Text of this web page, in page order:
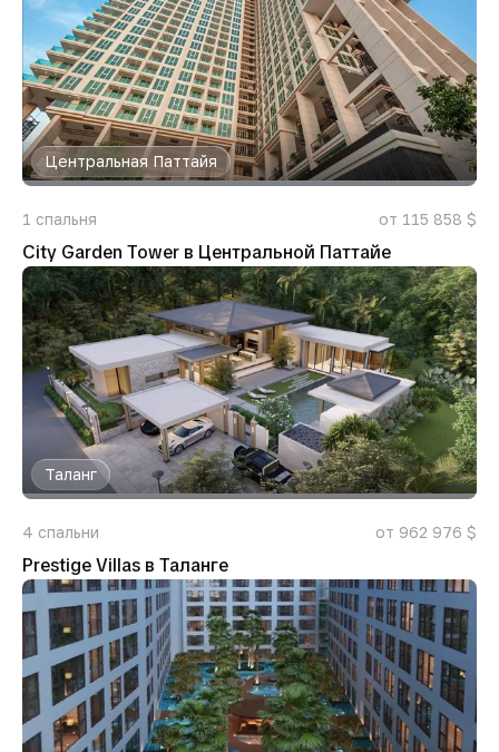
Центральная Паттайя
1 спальня от 115 858 $
City Garden Tower в Центральной Паттайе
Таланг
4 спальни от 962 976 $
Prestige Villas в Таланге